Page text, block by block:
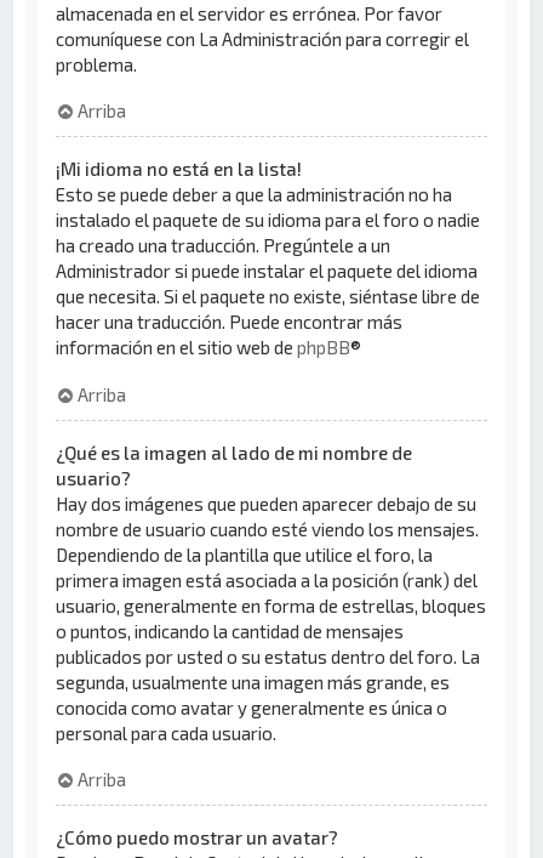
almacenada en el servidor es errónea. Por favor
comuníquese con La Administración para corregir el
problema.
Arriba
¡Mi idioma no está en la lista!
Esto se puede deber a que la administración no ha
instalado el paquete de su idioma para el foro o nadie
ha creado una traducción. Pregúntele a un
Administrador si puede instalar el paquete del idioma
que necesita. Si el paquete no existe, siéntase libre de
hacer una traducción. Puede encontrar más
información en el sitio web dephpBB®
Arriba
¿Qué es la imagen al lado de mi nombre de
usuario?
Hay dos imágenes que pueden aparecer debajo de su
nombre de usuario cuando esté viendo los mensajes.
Dependiendo de la plantilla que utilice el foro, la
primera imagen está asociada a la posición (rank) del
usuario, generalmente en forma de estrellas, bloques
o puntos, indicando la cantidad de mensajes
publicados por usted o su estatus dentro del foro. La
segunda, usualmente una imagen más grande, es
conocida como avatar y generalmente es única o
personal para cada usuario.
Arriba
¿Cómo puedo mostrar un avatar?